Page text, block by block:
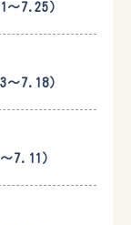
〜7.25）
〜7.18）
7.11）